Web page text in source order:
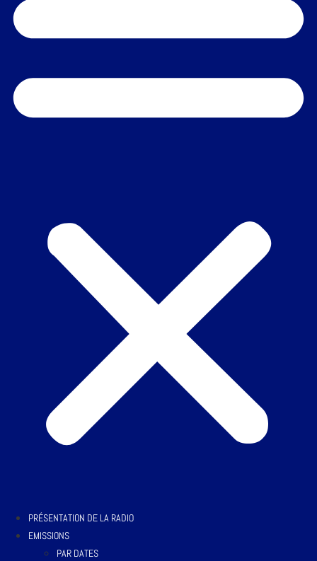
PRÉSENTATION DE LA RADIO
EMISSIONS
PAR DATES